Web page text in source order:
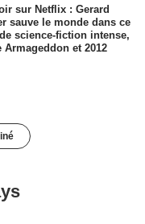
sur Netflix : Gerard
sauve le monde dans ce
science-fiction intense,
Armageddon et 2012